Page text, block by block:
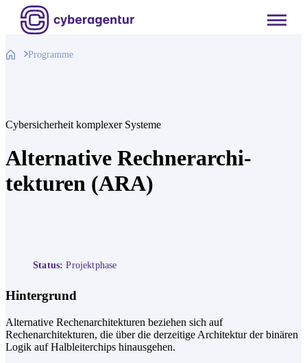
Zum
Inhalt
springen
Programme
Cybersicherheit komplexer Systeme
Alter­native Rechner­archi­
tekturen (ARA)
Status: Projektphase
Hintergrund
Alternative Rechenarchitekturen beziehen sich auf
Rechenarchitekturen, die über die derzeitige Architektur der binären
Logik auf Halbleiterchips hinausgehen.